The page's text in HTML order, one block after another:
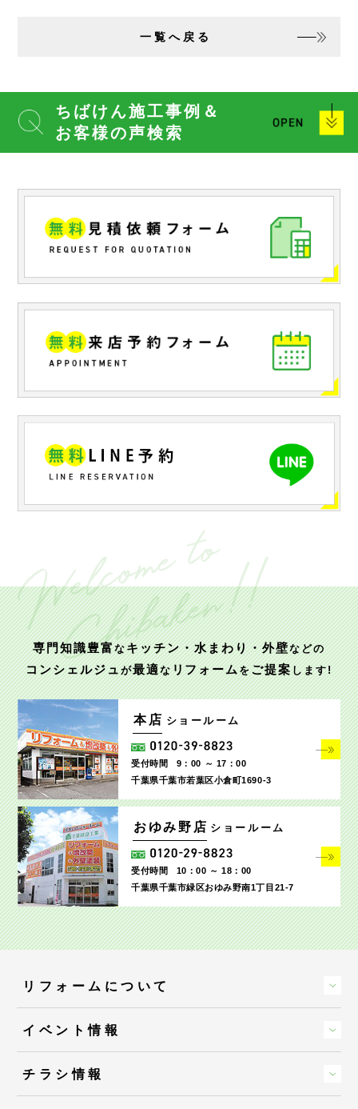
一覧へ戻る
ちばけん施工事例＆
お客様の声検索
専門知識豊富なキッチン・水まわり・外壁などの
コンシェルジュが最適なリフォームをご提案します!
本店 ショールーム
受付時間
9：00 ～ 17：00
千葉県千葉市若葉区小倉町1690‐3
おゆみ野店 ショールーム
受付時間
10：00 ～ 18：00
千葉県千葉市緑区おゆみ野南1丁目21-7
リフォームについて
イベント情報
チラシ情報